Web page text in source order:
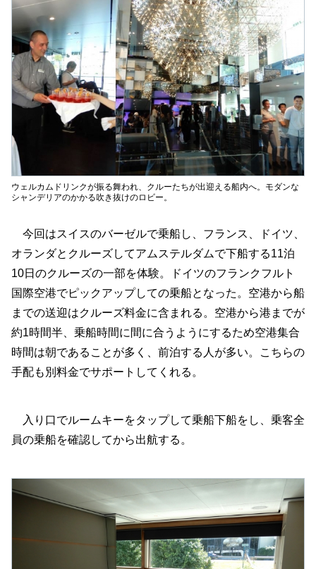
ウェルカムドリンクが振る舞われ、クルーたちが出迎える船内へ。モダンな
シャンデリアのかかる吹き抜けのロビー。
今回はスイスのバーゼルで乗船し、フランス、ドイツ、
オランダとクルーズしてアムステルダムで下船する11泊
10日のクルーズの一部を体験。ドイツのフランクフルト
国際空港でピックアップしての乗船となった。空港から船
までの送迎はクルーズ料金に含まれる。空港から港までが
約1時間半、乗船時間に間に合うようにするため空港集合
時間は朝であることが多く、前泊する人が多い。こちらの
手配も別料金でサポートしてくれる。
入り口でルームキーをタップして乗船下船をし、乗客全
員の乗船を確認してから出航する。